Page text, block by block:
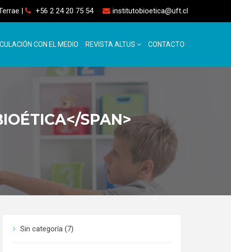
| +56 2 24 20 75 54 institutobioetica@uft.cl
CON EL MEDIO REVISTA ALTUS CONTACTO
SPAN>
Sin categoría (7)